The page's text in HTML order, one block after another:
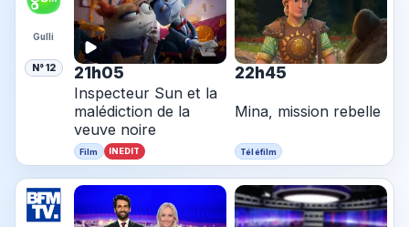
Gulli
N° 12 21h05
Inspecteur Sun et la
malédiction de la
veuve noire
Film INEDIT
22h45
Mina, mission rebelle
Téléfilm